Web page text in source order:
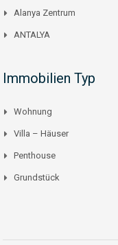
Alanya Zentrum
ANTALYA
Immobilien Typ
Wohnung
Villa – Häuser
Penthouse
Grundstück